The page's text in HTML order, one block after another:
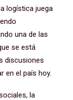
logística juega
una de las
se está
discusiones
en el país hoy.
la